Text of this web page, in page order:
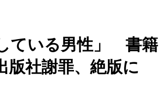
ている男性」 書籍
版社謝罪、絶版に